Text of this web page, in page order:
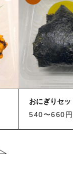
おにぎりセッ
540〜660円